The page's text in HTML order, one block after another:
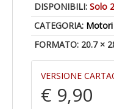
DISPONIBILI:Solo
CATEGORIA:
FORMATO: 20.7 ×
VERSIONE
€ 9,90